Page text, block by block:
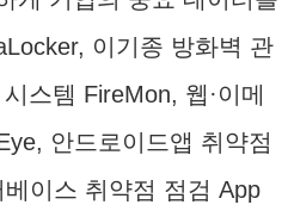
이기종 방화벽 관
스템 FireMon, 웹·이메
안드로이드앱 취약점
이스 취약점 점검 App